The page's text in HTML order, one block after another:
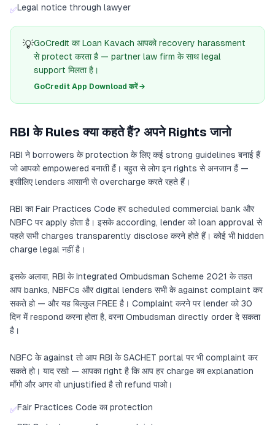
✅Legal notice through lawyer
💡GoCredit का Loan Kavach आपको recovery harassment
से protect करता है — partner law firm के साथ legal
support मिलता है।
GoCredit App Download करें →
RBI के Rules क्या कहते हैं? अपने Rights जानो
RBI ने borrowers के protection के लिए कई strong guidelines बनाई हैं
जो आपको empowered बनाती हैं। बहुत से लोग इन rights से अनजान हैं —
इसीलिए lenders आसानी से overcharge करते रहते हैं।
RBI का Fair Practices Code हर scheduled commercial bank और
NBFC पर apply होता है। इसके according, lender को loan approval से
पहले सभी charges transparently disclose करने होते हैं। कोई भी hidden
charge legal नहीं है।
इसके अलावा, RBI के Integrated Ombudsman Scheme 2021 के तहत
आप banks, NBFCs और digital lenders सभी के against complaint कर
सकते हो — और यह बिल्कुल FREE है। Complaint करने पर lender को 30
दिन में respond करना होता है, वरना Ombudsman directly order दे सकता
है।
NBFC के against तो आप RBI के SACHET portal पर भी complaint कर
सकते हो। याद रखो — आपका right है कि आप हर charge का explanation
माँगो और अगर वो unjustified है तो refund पाओ।
✅Fair Practices Code का protection